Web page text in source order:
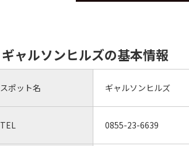
ギャルソンヒルズの基本情報
スポット名 ギャルソンヒルズ
TEL 0855-23-6639